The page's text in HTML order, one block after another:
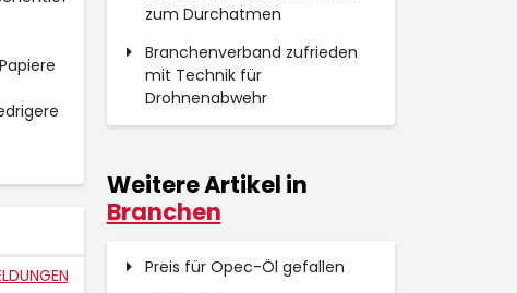
zum Durchatmen
Branchenverband zufrieden
mit Technik für
Drohnenabwehr
Weitere Artikel in
Branchen
Preis für Opec-Öl gefallen